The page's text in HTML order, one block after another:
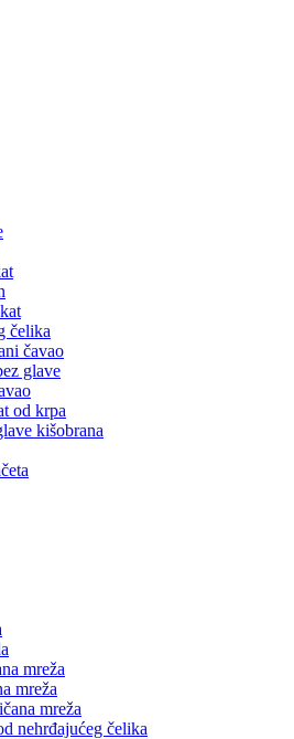
čelika
čavao
glave
od krpa
kišobrana
mreža
mreža
mreža
nehrđajućeg čelika